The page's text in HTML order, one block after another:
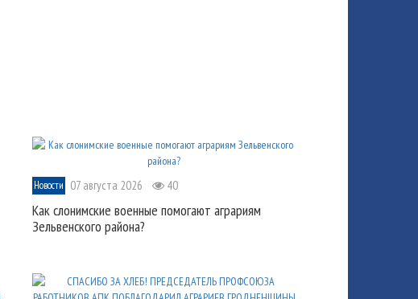
Новости 07 августа 2026 40
Как слонимские военные помогают аграриям
Зельвенского района?